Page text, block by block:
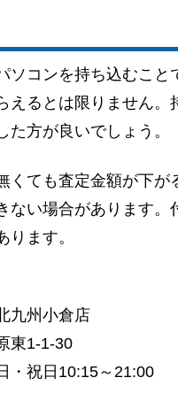
ソコンを持ち込むこ
えるとは限りません
方が良いでしょう。
くても査定金額が下
ない場合があります
ます。
九州小倉店
東1-1-30
・祝日10:15～21:00